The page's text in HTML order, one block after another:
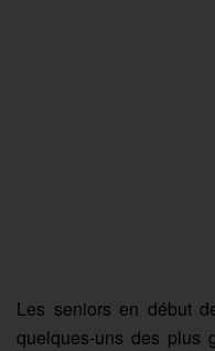
Les seniors en début
quelques-uns des plus